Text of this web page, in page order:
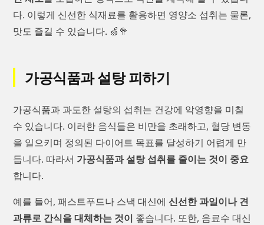
다. 이렇게 신선한 식재료를 활용하면 영양소 섭취는 물론,
맛도 즐길 수 있습니다. 🍏🥦
가공식품과 설탕 피하기
가공식품과 과도한 설탕의 섭취는 건강에 악영향을 미칠
수 있습니다. 이러한 음식들은 비만을 초래하고, 혈당 변동
을 일으키며 정의된 다이어트 목표를 달성하기 어렵게 만
듭니다. 따라서 가공식품과 설탕 섭취를 줄이는 것이 중요
합니다.
예를 들어, 패스트푸드나 스낵 대신에 신선한 과일이나 견
과류로 간식을 대체하는 것이 좋습니다. 또한, 음료수 대신